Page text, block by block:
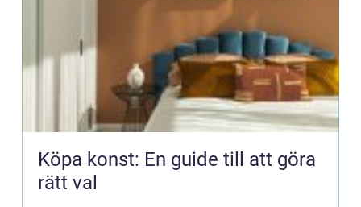
Köpa konst: En guide till att göra
rätt val